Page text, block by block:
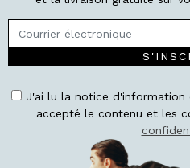
J'ai lu la notice d'information
accepté le contenu et les